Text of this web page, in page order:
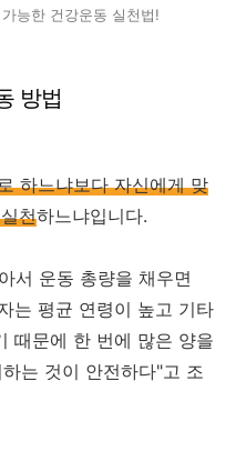
능한 건강운동 실천법!
방법
하느냐보다 자신에게 맞
천하느냐입니다.
서 운동 총량을 채우면
는 평균 연령이 높고 기타
때문에 한 번에 많은 양을
는 것이 안전하다"고 조